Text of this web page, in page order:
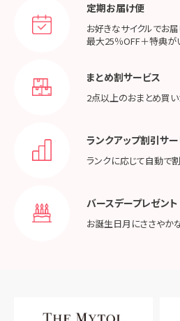
定期お届け便
お好きなサイクルでお届
最大25％OFF＋特典が
まとめ割サービス
2点以上のおまとめ買
ランクアップ割引サ
ランクに応じて自動で
バースデープレゼント
お誕生日月にささやか